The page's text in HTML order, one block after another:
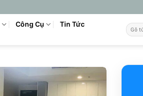
Công Cụ Tin Tức